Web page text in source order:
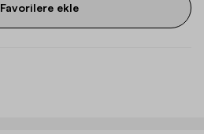
Favorilere ekle